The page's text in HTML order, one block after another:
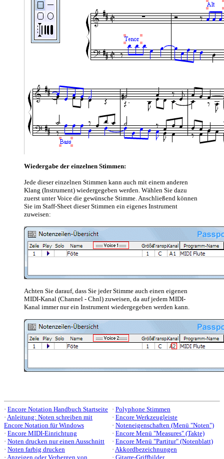
Wiedergabe der einzelnen Stimmen:
Jede dieser einzelnen Stimmen kann auch mit einem anderen
Klang (Instrument) wiedergegeben werden. Wählen Sie dazu
zuerst unter Voice die gewünsche Stimme. Anschließend können
Sie im Staff-Sheet dieser Stimmen ein eigenes Instrument
zuweisen:
Achten Sie darauf, dass Sie jeder Stimme auch einen eigenen
MIDI-Kanal (Channel - Chnl) zuweisen, da auf jedem MIDI-
Kanal immer nur ein Instrument wiedergegeben werden kann.
· Encore Notation Handbuch Startseite
· Anleitung: Noten schreiben mit
Encore Notation für Windows
· Encore MIDI-Einrichtung
· Noten drucken nur einen Ausschnitt
· Noten farbig drucken
· Anzeigen oder Verbergen von
· Polyphone Stimmen
· Encore Werkzeugleiste
· Noteneigenschaften (Menü "Noten")
· Encore Menü "Measures" (Takte)
· Encore Menü "Partitur" (Notenblatt)
· Akkordbezeichnungen
· Gitarre-Griffbilder